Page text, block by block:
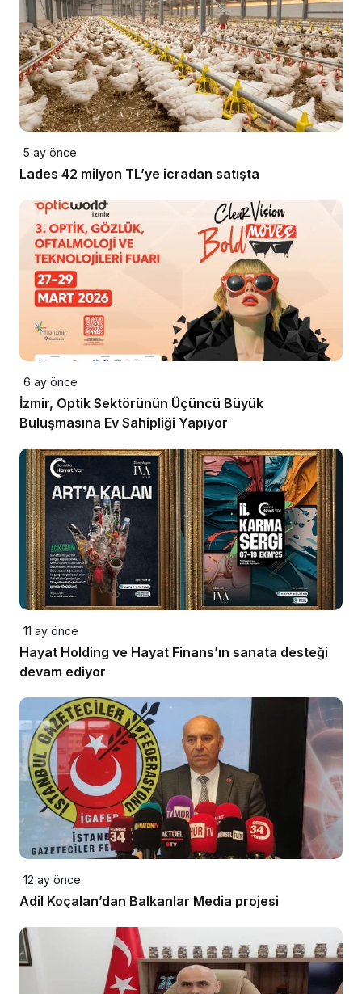
5 ay önce
Lades 42 milyon TL’ye icradan satışta
6 ay önce
İzmir, Optik Sektörünün Üçüncü Büyük
Buluşmasına Ev Sahipliği Yapıyor
11 ay önce
Hayat Holding ve Hayat Finans’ın sanata desteği
devam ediyor
12 ay önce
Adil Koçalan’dan Balkanlar Media projesi